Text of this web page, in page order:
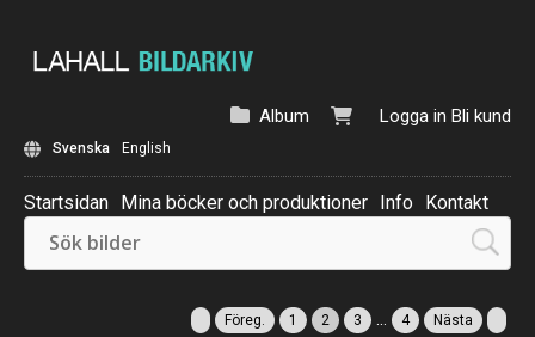
Logga in Bli kund
Album
Svenska English
Startsidan Mina böcker och produktioner Info Kontakt
Beställ: Kalender 2025
Föreg. 1 2 3 ... 4 Nästa